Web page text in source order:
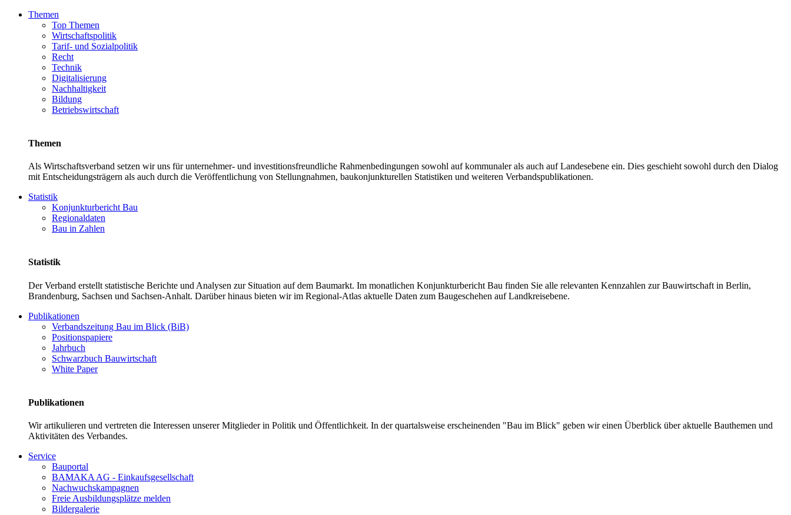
Themen
Top Themen
Wirtschaftspolitik
Tarif- und Sozialpolitik
Recht
Technik
Digitalisierung
Nachhaltigkeit
Bildung
Betriebswirtschaft
Themen
Als Wirtschaftsverband setzen wir uns für unternehmer- und investitionsfreundliche Rahmenbedingungen sowohl auf kommunaler als auch auf Landesebene ein. Dies geschieht sowohl durch den Dialog
mit Entscheidungsträgern als auch durch die Veröffentlichung von Stellungnahmen, baukonjunkturellen Statistiken und weiteren Verbandspublikationen.
Statistik
Konjunkturbericht Bau
Regionaldaten
Bau in Zahlen
Statistik
Der Verband erstellt statistische Berichte und Analysen zur Situation auf dem Baumarkt. Im monatlichen Konjunkturbericht Bau finden Sie alle relevanten Kennzahlen zur Bauwirtschaft in Berlin,
Brandenburg, Sachsen und Sachsen-Anhalt. Darüber hinaus bieten wir im Regional-Atlas aktuelle Daten zum Baugeschehen auf Landkreisebene.
Publikationen
Verbandszeitung Bau im Blick (BiB)
Positionspapiere
Jahrbuch
Schwarzbuch Bauwirtschaft
White Paper
Publikationen
Wir artikulieren und vertreten die Interessen unserer Mitglieder in Politik und Öffentlichkeit. In der quartalsweise erscheinenden "Bau im Blick" geben wir einen Überblick über aktuelle Bauthemen und
Aktivitäten des Verbandes.
Service
Bauportal
BAMAKA AG - Einkaufsgesellschaft
Nachwuchskampagnen
Freie Ausbildungsplätze melden
Bildergalerie